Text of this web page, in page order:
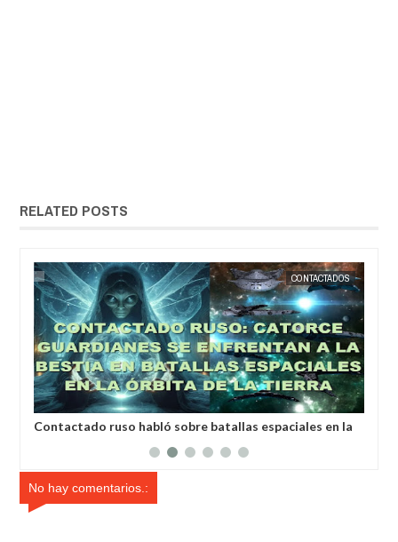
RELATED POSTS
CONTACTADOS
Contactado ruso habló sobre batallas espaciales en la
EXTRANOTIX MISTERIO EXTRANOTIX
No hay comentarios.: